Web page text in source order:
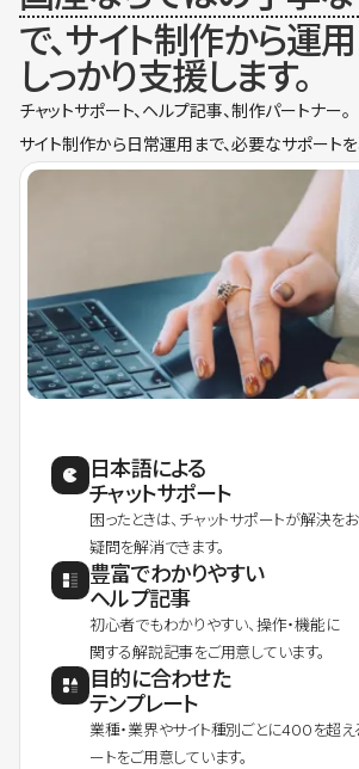
で、サイト制作から運
しっかり支援します。
チャットサポート、ヘルプ記事、制作パートナー。
サイト制作から日常運用まで、必要なサポートを
日本語による
チャットサポート
困ったときは、チャットサポートが解決を
疑問を解消できます。
豊富でわかりやすい
ヘルプ記事
初心者でもわかりやすい、操作・機能に
関する解説記事をご用意しています。
目的に合わせた
テンプレート
業種・業界やサイト種別ごとに400を超
ートをご用意しています。